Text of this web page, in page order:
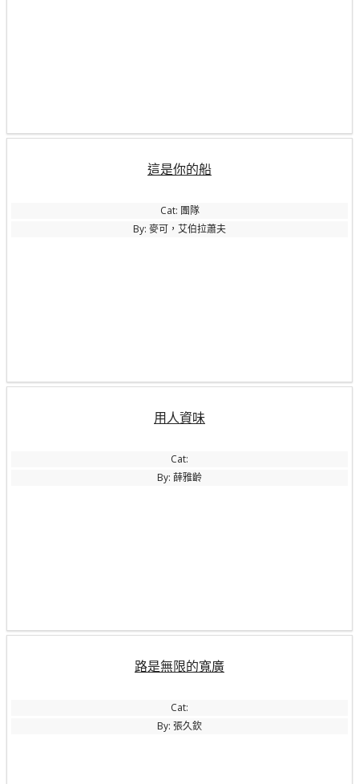
這是你的船
Cat: 團隊
By: 麥可，艾伯拉蕭夫
用人資味
Cat:
By: 薛雅齡
路是無限的寬廣
Cat:
By: 張久欽